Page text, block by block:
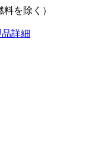
を除く）
詳細